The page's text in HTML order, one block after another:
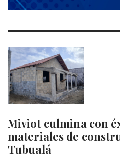
Miviot culmina con
materiales de
Tubualá